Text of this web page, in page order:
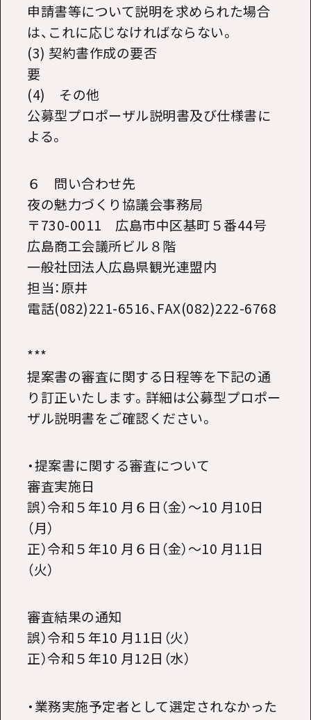
申請書等について説明を求められた場合
は、これに応じなければならない。
(3) 契約書作成の要否
要
(4) その他
公募型プロポーザル説明書及び仕様書に
よる。
６ 問い合わせ先
夜の魅力づくり協議会事務局
〒730-0011 広島市中区基町５番44号
広島商工会議所ビル８階
一般社団法人広島県観光連盟内
担当：原井
電話(082)221-6516、FAX(082)222-6768
***
提案書の審査に関する日程等を下記の通
り訂正いたします。詳細は公募型プロポー
ザル説明書をご確認ください。
・提案書に関する審査について
審査実施日
誤）令和５年10 月６日（金）～10 月10日
（月）
正）令和５年10 月６日（金）～10 月11日
（火）
審査結果の通知
誤）令和５年10 月11日（火）
正）令和５年10 月12日（水）
・業務実施予定者として選定されなかった